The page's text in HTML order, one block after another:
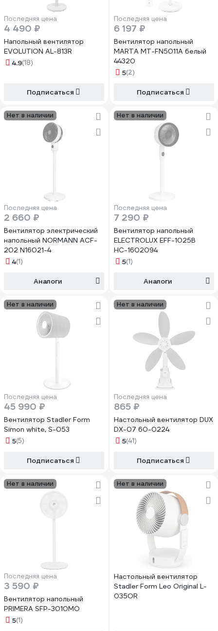
Последняя цена
4 490 ₽
Напольный вентилятор
EVOLUTION AL-813R
4.9(18)
Подписаться
Последняя цена
6 197 ₽
Вентилятор напольный
MARTA MT-FN5011A белый
44320
5(2)
Подписаться
Нет в наличии
Последняя цена
2 660 ₽
Вентилятор электрический
напольный NORMANN ACF-
202 N16021-4
4(1)
Аналоги
Нет в наличии
Последняя цена
7 290 ₽
Вентилятор напольный
ELECTROLUX EFF-1025B
НС-1602094
5(1)
Аналоги
Нет в наличии
Последняя цена
45 990 ₽
Вентилятор Stadler Form
Simon white, S-053
5(5)
Подписаться
Нет в наличии
Последняя цена
865 ₽
Настольный вентилятор DUX
DX-07 60-0224
5(41)
Подписаться
Нет в наличии
Последняя цена
3 590 ₽
Вентилятор напольный
PRIMERA SFP-3010MO
5(1)
Нет в наличии
Настольный вентилятор
Stadler Form Leo Original L-
035OR